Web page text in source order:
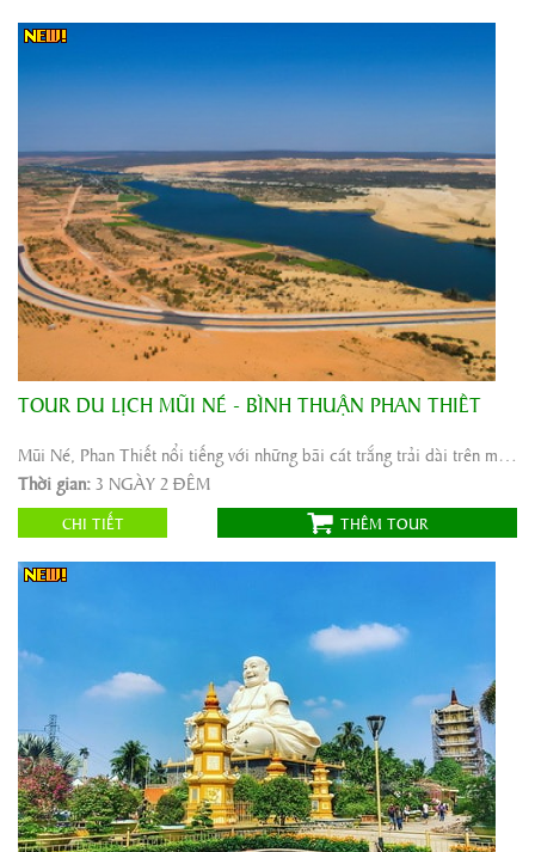
Khởi hành:
SÀI GÒN
3 NGÀY 2 ĐÊM
Phương tiện: ô tô máybay
Giá tour: 1.655.000Vnđ
TOUR DU LỊCH MŨI NÉ - BÌNH THUẬN PHAN THIẾT
Mũi Né, Phan Thiết nổi tiếng với những bãi cát trắng trải dài trên mặt biển xanh biếc và những ...
Thời gian:3 NGÀY 2 ĐÊM
CHI TIẾT THÊM TOUR